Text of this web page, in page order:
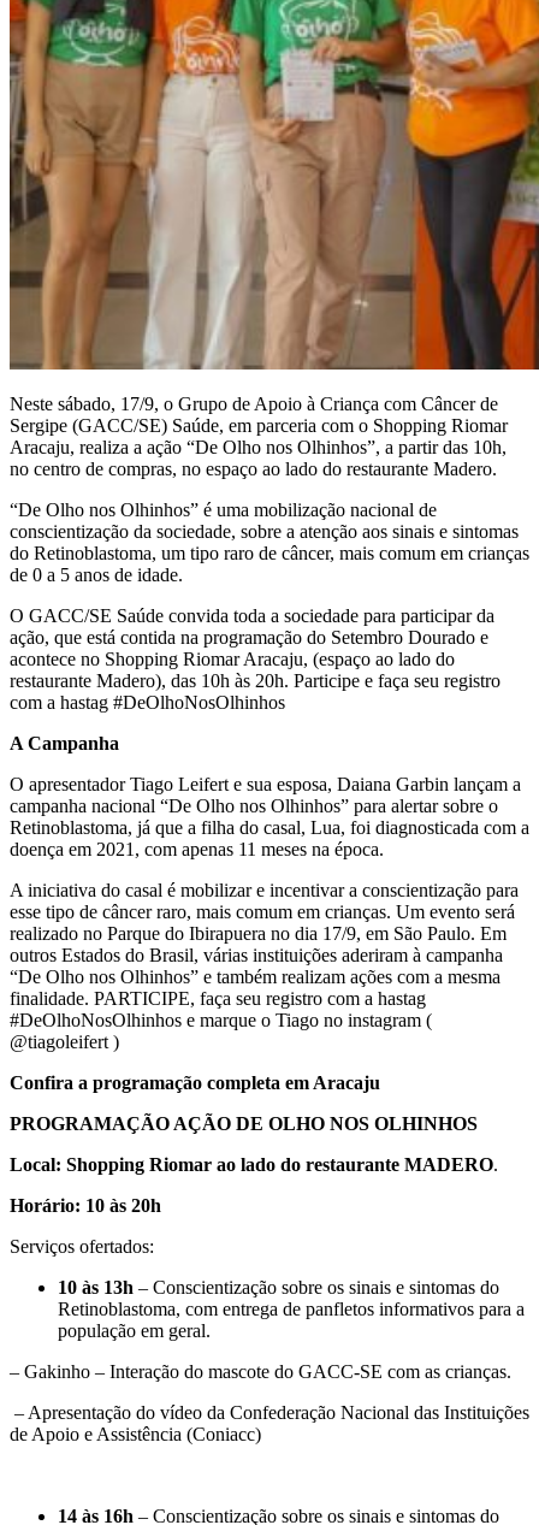
Neste sábado, 17/9, o Grupo de Apoio à Criança com Câncer de
Sergipe (GACC/SE) Saúde, em parceria com o Shopping Riomar
Aracaju, realiza a ação “De Olho nos Olhinhos”, a partir das 10h,
no centro de compras, no espaço ao lado do restaurante Madero.
“De Olho nos Olhinhos” é uma mobilização nacional de
conscientização da sociedade, sobre a atenção aos sinais e sintomas
do Retinoblastoma, um tipo raro de câncer, mais comum em crianças
de 0 a 5 anos de idade.
O GACC/SE Saúde convida toda a sociedade para participar da
ação, que está contida na programação do Setembro Dourado e
acontece no Shopping Riomar Aracaju, (espaço ao lado do
restaurante Madero), das 10h às 20h. Participe e faça seu registro
com a hastag #DeOlhoNosOlhinhos
A Campanha
O apresentador Tiago Leifert e sua esposa, Daiana Garbin lançam a
campanha nacional “De Olho nos Olhinhos” para alertar sobre o
Retinoblastoma, já que a filha do casal, Lua, foi diagnosticada com a
doença em 2021, com apenas 11 meses na época.
A iniciativa do casal é mobilizar e incentivar a conscientização para
esse tipo de câncer raro, mais comum em crianças. Um evento será
realizado no Parque do Ibirapuera no dia 17/9, em São Paulo. Em
outros Estados do Brasil, várias instituições aderiram à campanha
“De Olho nos Olhinhos” e também realizam ações com a mesma
finalidade. PARTICIPE, faça seu registro com a hastag
#DeOlhoNosOlhinhos e marque o Tiago no instagram (
@tiagoleifert )
Confira a programação completa em Aracaju
PROGRAMAÇÃO AÇÃO DE OLHO NOS OLHINHOS
Local: Shopping Riomar ao lado do restaurante MADERO.
Horário: 10 às 20h
Serviços ofertados:
10 às 13h – Conscientização sobre os sinais e sintomas do
Retinoblastoma, com entrega de panfletos informativos para a
população em geral.
– Gakinho – Interação do mascote do GACC-SE com as crianças.
– Apresentação do vídeo da Confederação Nacional das Instituições
de Apoio e Assistência (Coniacc)
14 às 16h – Conscientização sobre os sinais e sintomas do